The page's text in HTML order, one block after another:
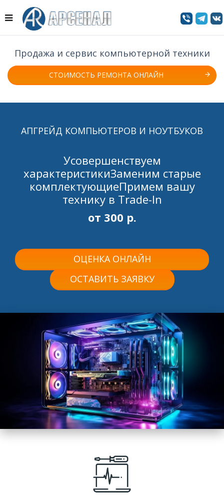
Продажа и сервис компьютерной техники
СТОИМОСТЬ РЕМОНТА ОНЛАЙН
АПГРЕЙД КОМПЬЮТЕРОВ И НОУТБУКОВ
Усовершенствуем
характеристикиЗаменим старые
комплектующиеПримем вашу
технику в Trade-In
от 300 р.
ОЦЕНКА ОНЛАЙН
ОСТАВИТЬ ЗАЯВКУ